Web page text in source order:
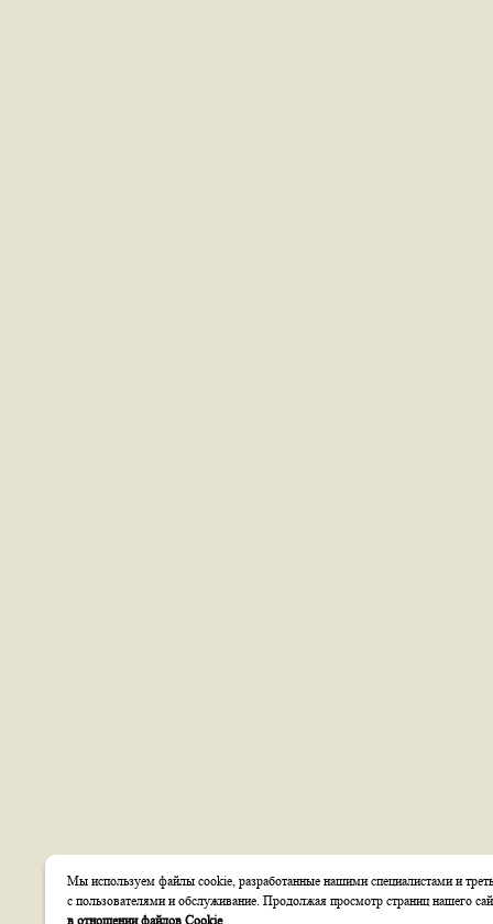
Мы используем файлы cookie, разработанные нашими специалистами и
с пользователями и обслуживание. Продолжая просмотр страниц нашего
в отношении файлов Cookie.